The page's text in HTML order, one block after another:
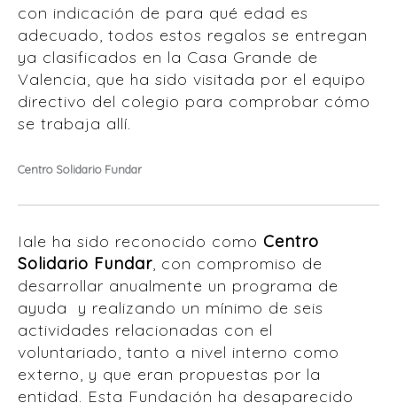
con indicación de para qué edad es
adecuado, todos estos regalos se entregan
ya clasificados en la Casa Grande de
Valencia, que ha sido visitada por el equipo
directivo del colegio para comprobar cómo
se trabaja allí.
Centro Solidario Fundar
Iale ha sido reconocido como Centro
Solidario Fundar, con compromiso de
desarrollar anualmente un programa de
ayuda y realizando un mínimo de seis
actividades relacionadas con el
voluntariado, tanto a nivel interno como
externo, y que eran propuestas por la
entidad. Esta Fundación ha desaparecido